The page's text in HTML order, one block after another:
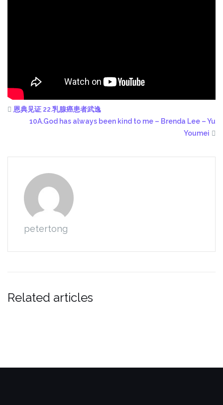
恩典见证 22.乳腺癌患者武逸
10A.God has always been kind to me – Brenda Lee – Yu
Youmei
petertong
Related articles